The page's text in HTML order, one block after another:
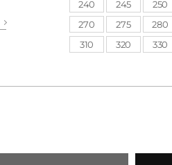
240 245 250
270
275 280
310
320 330